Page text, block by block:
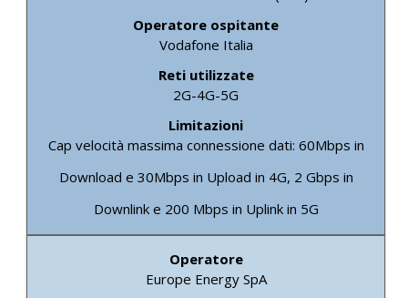
Vodafone Italia
2G-4G-5G
Cap velocità massima connessione dati: 60Mbps in
Download e 30Mbps in Upload in 4G, 2 Gbps in
Downlink e 200 Mbps in Uplink in 5G
Europe Energy SpA